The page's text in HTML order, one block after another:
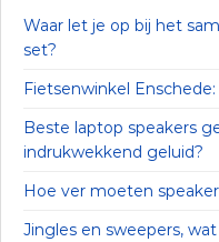
Waar let je op bij het
set?
Fietsenwinkel
Beste laptop speakers
indrukwekkend geluid?
Hoe ver moeten
Jingles en sweepers,